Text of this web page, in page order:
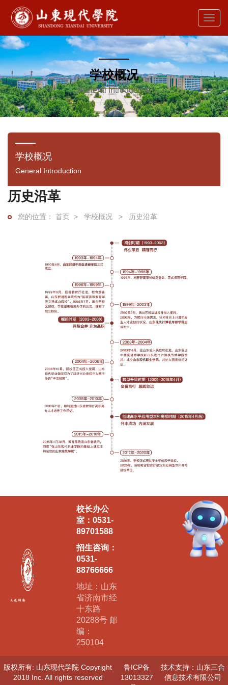
学校概况
General Introduction
学校概况
General Introduction
历史沿革
首页 > 学校概况 > 历史沿革
校长办公
室：0531-
89701588
招生咨询：
0531-
88766666
地址：山东
省济南市经
十东路
20288号 邮
编：
250104
版权所有: 山东现代学院 Copyright
2018 Inc. All rights reserved
鲁ICP备
13013327
技术支持：山东三合
信息技术有限公司